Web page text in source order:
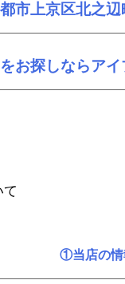
市上京区北之
お探しならア
①当店の情